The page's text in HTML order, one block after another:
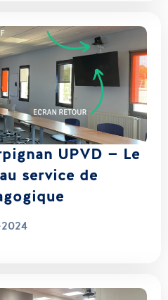
UPVD — Le
service de